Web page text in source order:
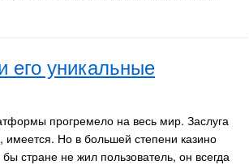
его уникальные
прогремело на весь мир. Заслуга
имеется. Но в большей степени казино
стране не жил пользователь, он всегда